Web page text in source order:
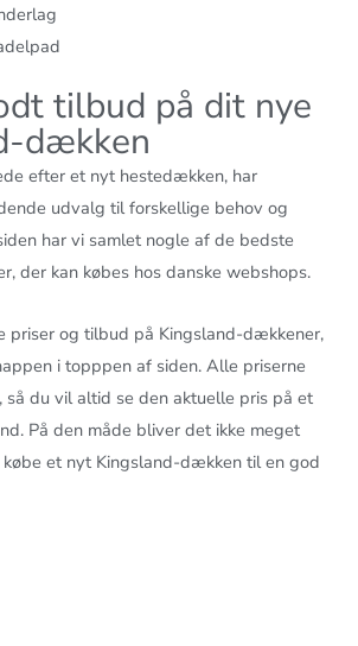
tilbud på dit nye
dækken
efter et nyt hestedækken, har
udvalg til forskellige behov og
har vi samlet nogle af de bedste
der kan købes hos danske webshops.
priser og tilbud på Kingsland-dækkener,
i topppen af siden. Alle priserne
så du vil altid se den aktuelle pris på et
På den måde bliver det ikke meget
et nyt Kingsland-dækken til en god